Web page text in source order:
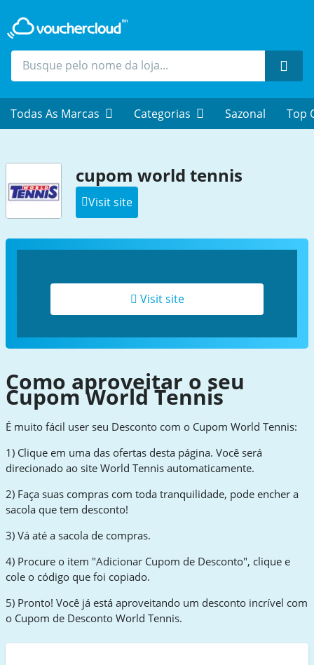
Todas As Marcas Categorias Sazonal Top
cupom world tennis
Visit site
Visit site
Como aproveitar o seu
Cupom World Tennis
É muito fácil user seu Desconto com o Cupom World Tennis:
1) Clique em uma das ofertas desta página. Você será
direcionado ao site World Tennis automaticamente.
2) Faça suas compras com toda tranquilidade, pode encher a
sacola que tem desconto!
3) Vá até a sacola de compras.
4) Procure o item "Adicionar Cupom de Desconto", clique e
cole o código que foi copiado.
5) Pronto! Você já está aproveitando um desconto incrível com
o Cupom de Desconto World Tennis.